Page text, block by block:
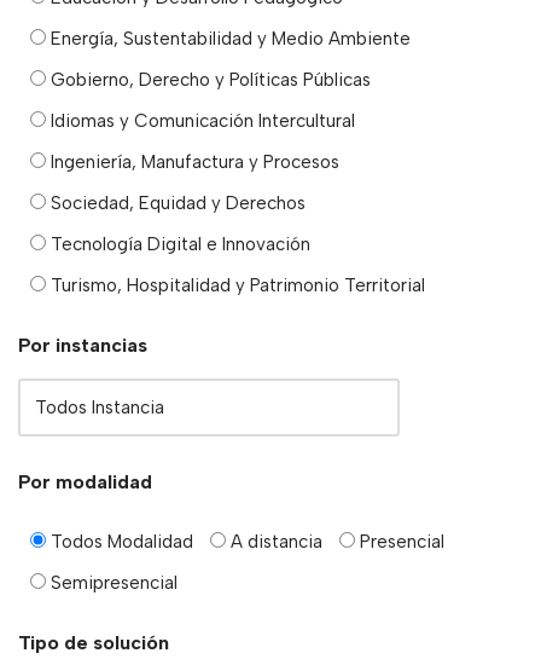
Energía, Sustentabilidad y Medio Ambiente
Gobierno, Derecho y Políticas Públicas
Idiomas y Comunicación Intercultural
Ingeniería, Manufactura y Procesos
Sociedad, Equidad y Derechos
Tecnología Digital e Innovación
Turismo, Hospitalidad y Patrimonio Territorial
Por instancias
Por modalidad
Todos Modalidad A distancia
Presencial
Semipresencial
Tipo de solución